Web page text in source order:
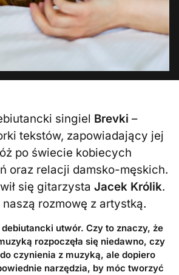
singiel Brevki –
tekstów, zapowiadający jej
po świecie kobiecych
oraz relacji damsko-męskich.
się gitarzystaJacek Królik.
rozmowę z artystką.
debiutancki utwór. Czy to znaczy, że
rozpoczęła się niedawno, czy
czynienia z muzyką, ale dopiero
narzędzia, by móc tworzyć